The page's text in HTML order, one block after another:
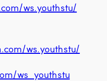
ws.youthstu/
ws.youthstu/
ws_youthstu